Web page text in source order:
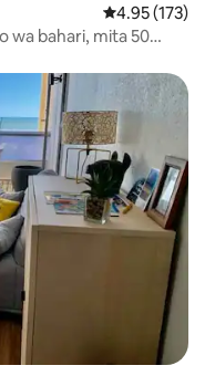
Ukadiriaji wa
4.95 (173)
wa bahari, mita 50